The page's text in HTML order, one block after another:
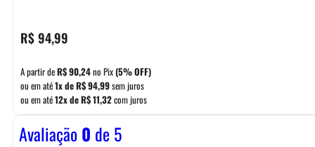
R$94,99
A partir deR$90,24no Pix(5% OFF)
ou em até1x deR$94,99sem juros
ou em até12x deR$11,32com juros
Avaliação0 de 5